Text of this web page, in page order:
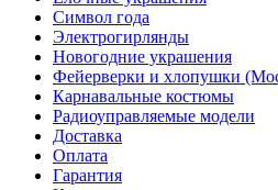
Символ года
Электрогирлянды
Новогодние украшения
Фейерверки и хлопушки
Карнавальные костюмы
Радиоуправляемые модели
Доставка
Оплата
Гарантия